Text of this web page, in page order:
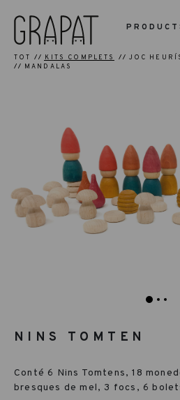
TOT KITS COMPLETS JOC
MANDALAS
NINS TOMTEN
Conté 6 Nins Tomtens, 18
bresques de mel, 3 focs, 6